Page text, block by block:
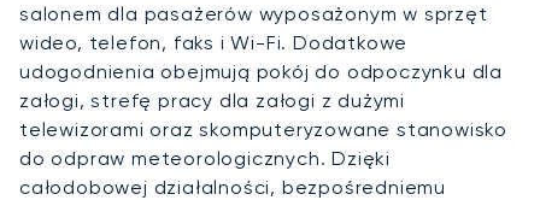
salonem dla pasażerów wyposażonym w sprzęt
wideo, telefon, faks i Wi-Fi. Dodatkowe
udogodnienia obejmują pokój do odpoczynku dla
załogi, strefę pracy dla załogi z dużymi
telewizorami oraz skomputeryzowane stanowisko
do odpraw meteorologicznych. Dzięki
całodobowej działalności, bezpośredniemu